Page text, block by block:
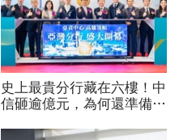
史上最貴分行藏在六樓！中
信砸逾億元，為何還準備一